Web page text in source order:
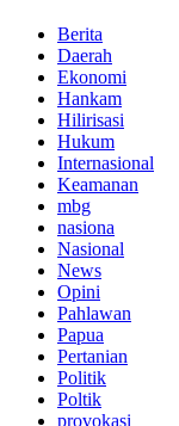
Berita
Daerah
Ekonomi
Hankam
Hilirisasi
Hukum
Internasional
Keamanan
mbg
nasiona
Nasional
News
Opini
Pahlawan
Papua
Pertanian
Politik
Poltik
provokasi